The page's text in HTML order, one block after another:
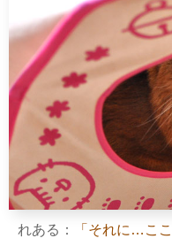
れある：
「それに…こ